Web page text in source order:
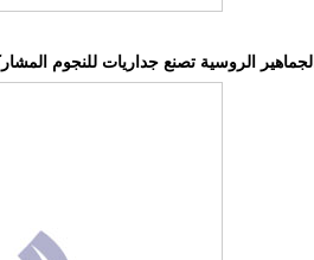
الجماهير الروسية تصنع جداريات للنجوم